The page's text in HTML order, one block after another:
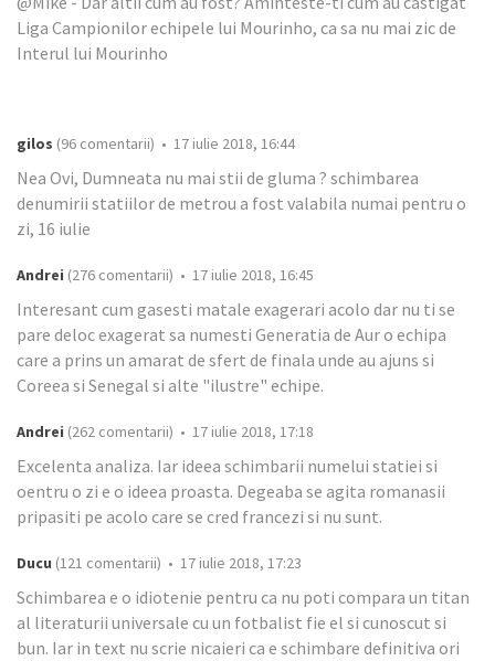
Liga Campionilor echipele lui Mourinho, ca sa nu mai zic de
Interul lui Mourinho
gilos (96 comentarii) • 17 iulie 2018, 16:44
Nea Ovi, Dumneata nu mai stii de gluma ? schimbarea
denumirii statiilor de metrou a fost valabila numai pentru o
zi, 16 iulie
Andrei (276 comentarii) • 17 iulie 2018, 16:45
Interesant cum gasesti matale exagerari acolo dar nu ti se
pare deloc exagerat sa numesti Generatia de Aur o echipa
care a prins un amarat de sfert de finala unde au ajuns si
Coreea si Senegal si alte "ilustre" echipe.
Andrei (262 comentarii) • 17 iulie 2018, 17:18
Excelenta analiza. Iar ideea schimbarii numelui statiei si
oentru o zi e o ideea proasta. Degeaba se agita romanasii
pripasiti pe acolo care se cred francezi si nu sunt.
Ducu (121 comentarii) • 17 iulie 2018, 17:23
Schimbarea e o idiotenie pentru ca nu poti compara un titan
al literaturii universale cu un fotbalist fie el si cunoscut si
bun. Iar in text nu scrie nicaieri ca e schimbare definitiva ori